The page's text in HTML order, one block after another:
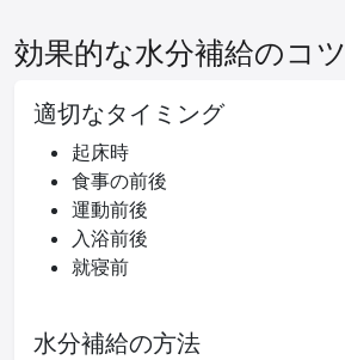
効果的な水分補給のコツ
適切なタイミング
起床時
食事の前後
運動前後
入浴前後
就寝前
水分補給の方法